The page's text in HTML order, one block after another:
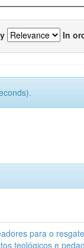
In
para o
teológicos e